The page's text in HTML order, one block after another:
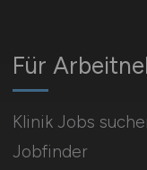
Für
Klinik Jobs
Jobfinder